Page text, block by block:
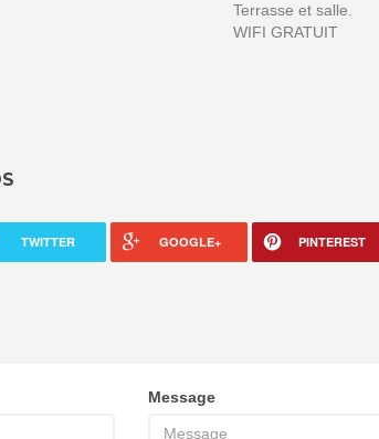
Terrasse et salle.
WIFI GRATUIT
TWITTER GOOGLE+ PINTEREST
Message